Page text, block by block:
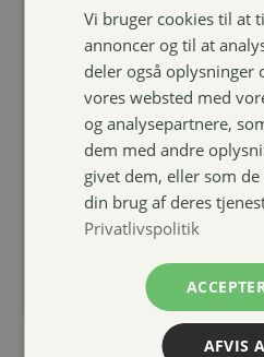
Nathalie
Læder sæbe
200ml
99,00 kr.
Vi bruger cookies til at
annoncer og til at
deler også oplysninger
vores websted med
og analysepartnere,
dem med andre
givet dem, eller som
din brug af deres
Privatlivspolitik
AFVIS